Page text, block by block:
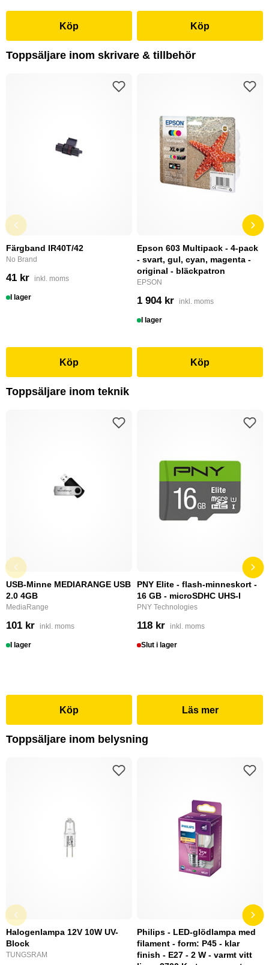
Köp Köp
Toppsäljare inom skrivare & tillbehör
Färgband IR40T/42
No Brand
41 kr inkl. moms
I lager
Köp
Epson 603 Multipack - 4-pack
- svart, gul, cyan, magenta -
original - bläckpatron
EPSON
1 904 kr inkl. moms
I lager
Köp
Toppsäljare inom teknik
USB-Minne MEDIARANGE USB
2.0 4GB
MediaRange
101 kr inkl. moms
I lager
Köp
PNY Elite - flash-minneskort -
16 GB - microSDHC UHS-I
PNY Technologies
118 kr inkl. moms
Slut i lager
Läs mer
Toppsäljare inom belysning
Halogenlampa 12V 10W UV-
Block
TUNGSRAM
Philips - LED-glödlampa med
filament - form: P45 - klar
finish - E27 - 2 W - varmt vitt